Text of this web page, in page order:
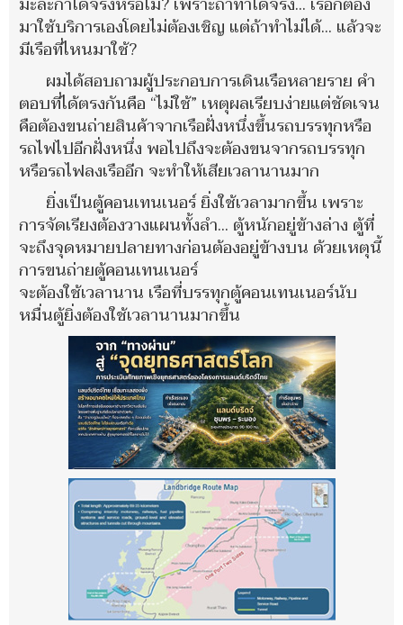
มาใช้บริการเองโดยไม่ต้องเชิญ แต่ถ้าทำไม่ได้... แล้วจะ
มีเรือที่ไหนมาใช้?
ผมได้สอบถามผู้ประกอบการเดินเรือหลายราย คำ
ตอบที่ได้ตรงกันคือ “ไม่ใช้” เหตุผลเรียบง่ายแต่ชัดเจน
คือต้องขนถ่ายสินค้าจากเรือฝั่งหนึ่งขึ้นรถบรรทุกหรือ
รถไฟไปอีกฝั่งหนึ่ง พอไปถึงจะต้องขนจากรถบรรทุก
หรือรถไฟลงเรืออีก จะทำให้เสียเวลานานมาก
ยิ่งเป็นตู้คอนเทนเนอร์ ยิ่งใช้เวลามากขึ้น เพราะ
การจัดเรียงต้องวางแผนทั้งลำ... ตู้หนักอยู่ข้างล่าง ตู้ที่
จะถึงจุดหมายปลายทางก่อนต้องอยู่ข้างบน ด้วยเหตุนี้
การขนถ่ายตู้คอนเทนเนอร์
จะต้องใช้เวลานาน เรือที่บรรทุกตู้คอนเทนเนอร์นับ
หมื่นตู้ยิ่งต้องใช้เวลานานมากขึ้น